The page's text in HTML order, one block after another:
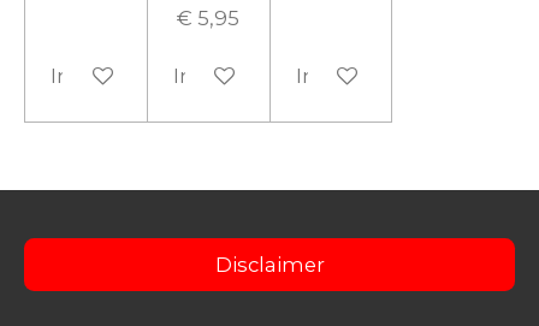
In winkelwagen
€ 5,95
In winkelwagenIn winkelwagen
Disclaimer